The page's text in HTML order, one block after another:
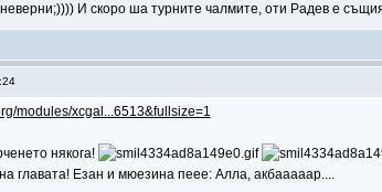
И скоро ша турните чалмите, оти Радев е
modules/xcgal...6513&fullsize=1
някога!
главата! Езан и мюезина пеее: Алла, акбааааар....